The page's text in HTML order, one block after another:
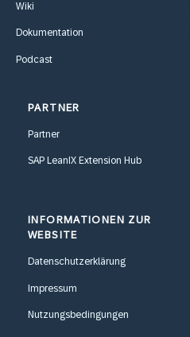
Wiki
Dokumentation
Podcast
PARTNER
Partner
SAP LeanIX Extension Hub
INFORMATIONEN ZUR
WEBSITE
Datenschutzerklärung
Impressum
Nutzungsbedingungen